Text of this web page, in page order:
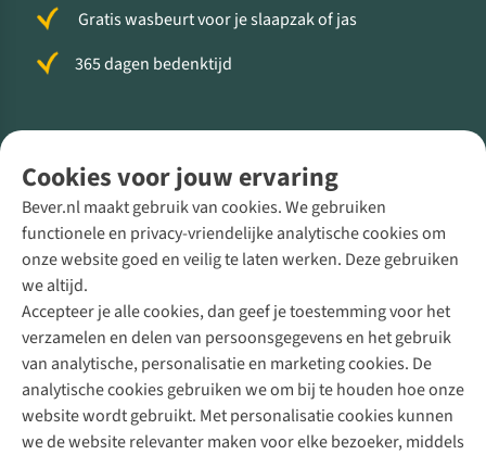
Cookies voor jouw ervaring
Bever.nl maakt gebruik van cookies. We gebruiken
functionele en privacy-vriendelijke analytische cookies om
onze website goed en veilig te laten werken. Deze gebruiken
we altijd.
Accepteer je alle cookies, dan geef je toestemming voor het
verzamelen en delen van persoonsgegevens en het gebruik
van analytische, personalisatie en marketing cookies. De
analytische cookies gebruiken we om bij te houden hoe onze
website wordt gebruikt. Met personalisatie cookies kunnen
we de website relevanter maken voor elke bezoeker, middels
Gratis wasbeurt voor je slaapzak of jas
365 dagen bedenktijd
Direct advies van een Buitenexpert
+31 (0)85 888 50 88
+31 6 12 28 49 80
Contactformulier